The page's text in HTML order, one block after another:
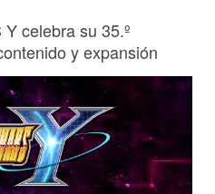
celebra su 35.º
y expansión